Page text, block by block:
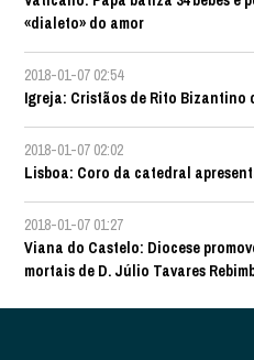
«dialeto» do amor
2018-01-07 02:54
Igreja: Cristãos de Rito Bizantino
2018-01-07 02:02
Lisboa: Coro da catedral
2018-01-07 01:27
Viana do Castelo: Diocese
mortais de D. Júlio Tavares